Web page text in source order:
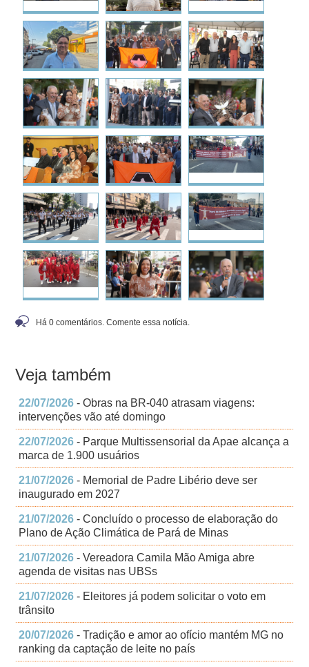
Há 0 comentários. Comente essa notícia.
Veja também
22/07/2026 - Obras na BR-040 atrasam viagens:
intervenções vão até domingo
22/07/2026 - Parque Multissensorial da Apae alcança a
marca de 1.900 usuários
21/07/2026 - Memorial de Padre Libério deve ser
inaugurado em 2027
21/07/2026 - Concluído o processo de elaboração do
Plano de Ação Climática de Pará de Minas
21/07/2026 - Vereadora Camila Mão Amiga abre
agenda de visitas nas UBSs
21/07/2026 - Eleitores já podem solicitar o voto em
trânsito
20/07/2026 - Tradição e amor ao ofício mantém MG no
ranking da captação de leite no país